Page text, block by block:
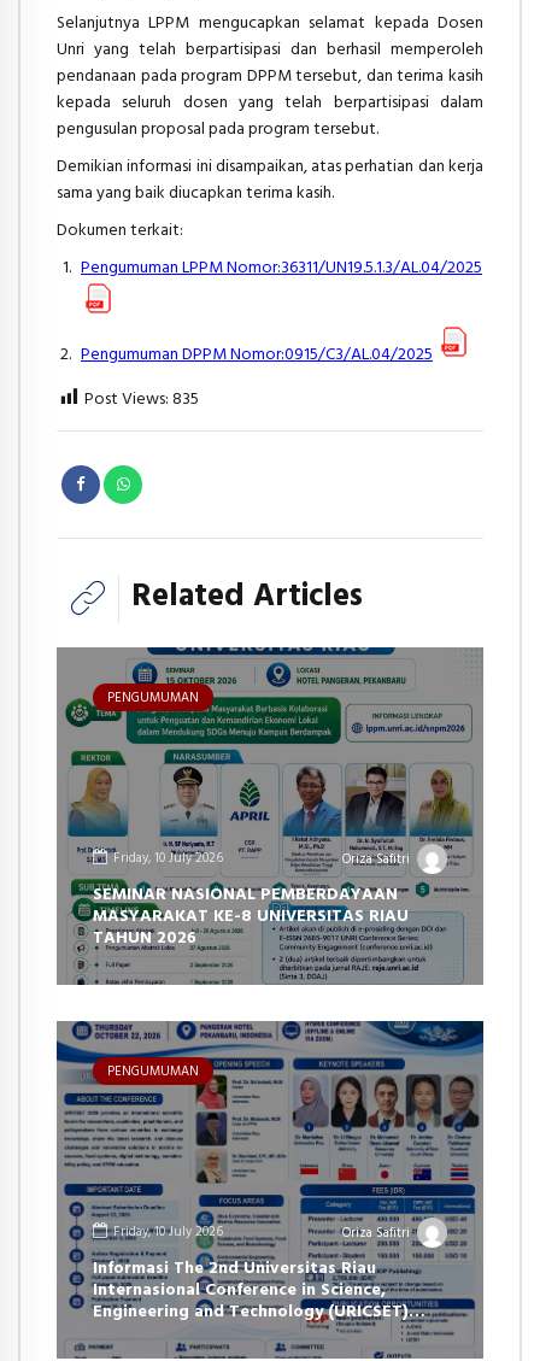
Selanjutnya LPPM mengucapkan selamat kepada Dosen
Unri yang telah berpartisipasi dan berhasil memperoleh
pendanaan pada program DPPM tersebut, dan terima kasih
kepada seluruh dosen yang telah berpartisipasi dalam
pengusulan proposal pada program tersebut.
Demikian informasi ini disampaikan, atas perhatian dan kerja
sama yang baik diucapkan terima kasih.
Dokumen terkait:
Pengumuman LPPM Nomor:36311/UN19.5.1.3/AL.04/2025
Pengumuman DPPM Nomor:0915/C3/AL.04/2025
Post Views: 835
Related Articles
PENGUMUMAN
Friday, 10 July 2026 Oriza Safitri
SEMINAR NASIONAL PEMBERDAYAAN
MASYARAKAT KE-8 UNIVERSITAS RIAU
TAHUN 2026
PENGUMUMAN
Friday, 10 July 2026 Oriza Safitri
Informasi The 2nd Universitas Riau
Internasional Conference in Science,
Engineering and Technology (URICSET)